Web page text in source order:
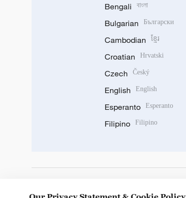
Bengali বাংলা
Bulgarian Български
Cambodian ខ្មែរ
Croatian Hrvatski
Czech Český
English English
Esperanto Esperanto
Filipino Filipino